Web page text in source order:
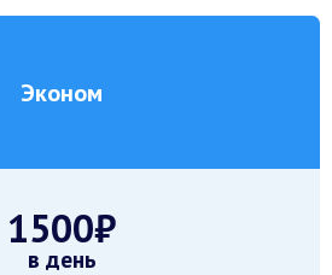
Эконом
1500₽
в день